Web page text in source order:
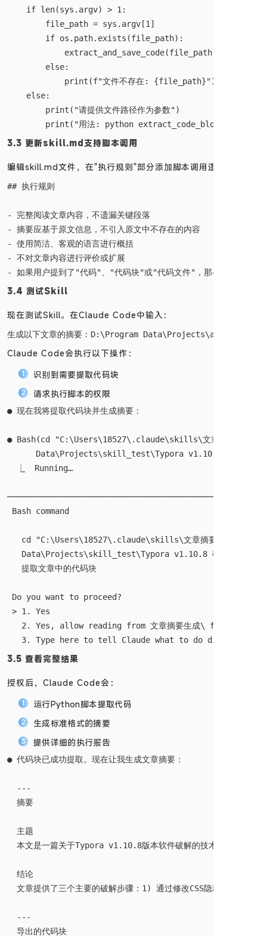
    if len(sys.argv) > 1:
        file_path = sys.argv[1]
        if os.path.exists(file_path):
            extract_and_save_code(file_path)
        else:
            print(f"文件不存在: {file_path}")
    else:
        print("请提供文件路径作为参数")
3.3 更新skill.md支持脚本调用
编辑skill.md文件，在"执行规则"部分添加脚本调用逻辑：
## 执行规则
- 完整阅读文章内容，不遗漏关键段落
- 摘要应基于原文信息，不引入原文中不存在的内容
- 使用简洁、客观的语言进行概括
- 不对文章内容进行评价或扩展
3.4 测试Skill
现在测试Skill。在Claude Code中输入：
Claude Code会执行以下操作：
识别到需要提取代码块
请求执行脚本的权限
● 现在我将提取代码块并生成摘要：
● Bash(cd "C:\Users\18527\.claude\skills\文章摘要生成"
Data\Projects\skill_test\Typora v1.10.8 破解教程（
  ⎿  Running…
Bash command
cd "C:\Users\18527\.claude\skills\文章摘要生成" &&
Data\Projects\skill_test\Typora v1.10.8 破解教程（仅
   提取文章中的代码块
Do you want to proceed?
> 1. Yes
2. Yes, allow reading from 文章摘要生成\ from this
3.5 查看完整结果
授权后，Claude Code会：
运行Python脚本提取代码
生成标准格式的摘要
提供详细的执行报告
● 代码块已成功提取。现在让我生成文章摘要：
  ---
  摘要
  主题
本文是一篇关于Typora v1.10.8版本软件破解的技术教程，详细
  结论
文章提供了三个主要的破解步骤：1) 通过修改CSS隐藏左下角激
  ---
  导出的代码块